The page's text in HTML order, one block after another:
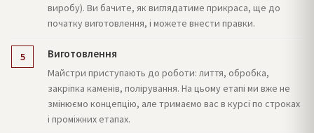
виробу). Ви бачите, як виглядатиме прикраса, ще до
початку виготовлення, і можете внести правки.
5 Виготовлення
Майстри приступають до роботи: лиття, обробка,
закріпка каменів, полірування. На цьому етапі ми вже не
змінюємо концепцію, але тримаємо вас в курсі по строках
і проміжних етапах.